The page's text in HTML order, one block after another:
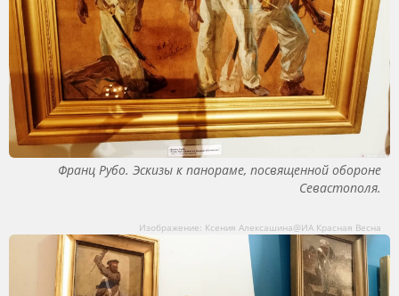
Франц Рубо. Эскизы к панораме, посвященной обороне
Севастополя.
Изображение: Ксения Алексашина@ИА Красная Весна